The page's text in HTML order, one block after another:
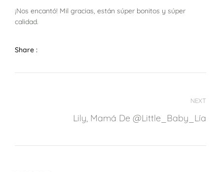
¡Nos encantó! Mil gracias, están súper bonitos y súper
calidad.
Share :
NEXT
Lily, Mamá De @Little_Baby_Lía